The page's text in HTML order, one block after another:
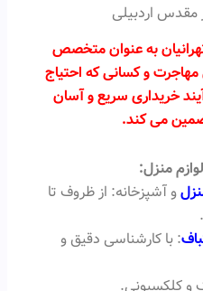
اردبیلی
به عنوان متخصص
مهاجرت و کسانی که احتیاج
خریداری سریع و آسان
می کند.
منزل:
و آشپزخانه: از ظروف تا
: با کارشناسی دقیق و
و کلکسیونی.